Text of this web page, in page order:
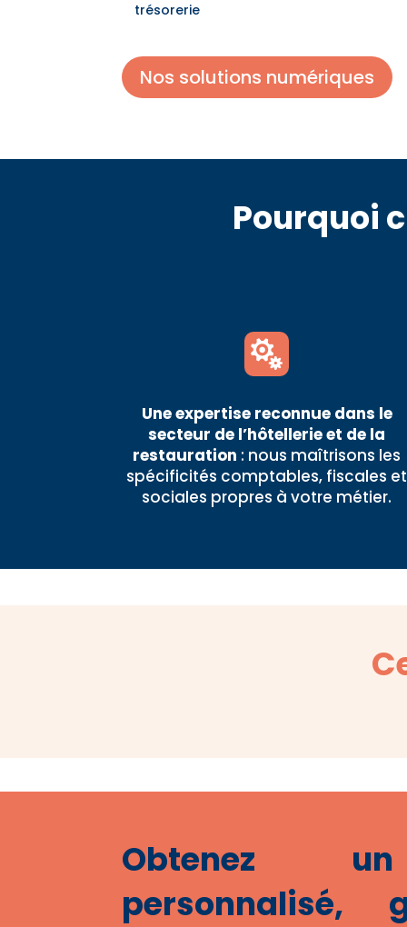
trésorerie
Nos solutions numériques
Pourquoi

Une expertise reconnue dans le
secteur de l’hôtellerie et de la
restauration : nous maîtrisons les
spécificités comptables, fiscales et
sociales propres à votre métier.
Obtenez
personnalisé,